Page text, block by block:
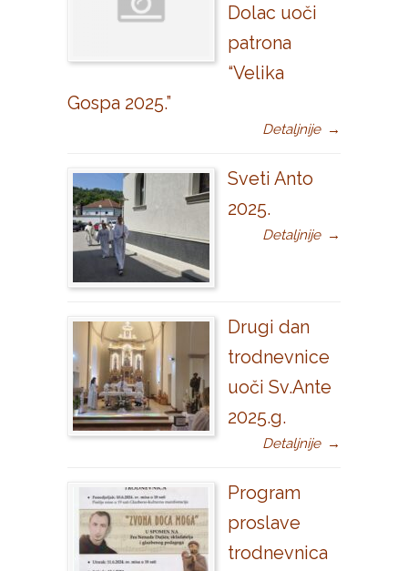
Dolac uoči
patrona
“Velika
Gospa 2025.”
Detaljnije →
Sveti Anto
2025.
Detaljnije →
Drugi dan
trodnevnice
uoči Sv.Ante
2025.g.
Detaljnije →
Program
proslave
trodnevnica